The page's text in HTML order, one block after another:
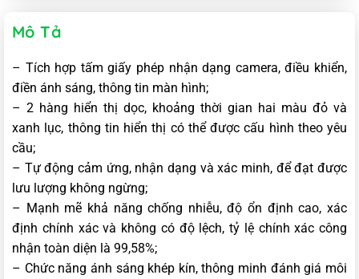
Mô Tả
– Tích hợp tấm giấy phép nhận dạng camera, điều khiển,
điền ánh sáng, thông tin màn hình;
– 2 hàng hiển thị dọc, khoảng thời gian hai màu đỏ và
xanh lục, thông tin hiển thị có thể được cấu hình theo yêu
cầu;
– Tự động cảm ứng, nhận dạng và xác minh, để đạt được
lưu lượng không ngừng;
– Mạnh mẽ khả năng chống nhiễu, độ ổn định cao, xác
định chính xác và không có độ lệch, tỷ lệ chính xác công
nhận toàn diện là 99,58%;
– Chức năng ánh sáng khép kín, thông minh đánh giá môi